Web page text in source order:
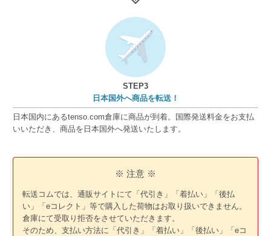
STEP3
日本国外へ商品を転送！
日本国内にあるtenso.com倉庫に商品が到着。国際発送料金をお支払
いいただき、商品を日本国外へ発送いたします。
※ 注意 ※
転送コムでは、通販サイトにて「代引き」「着払い」「後払
い」「eコレクト」等で購入した荷物はお取り扱いできません。
倉庫にて受取り拒否をさせていただきます。
そのため、支払い方法に「代引き」「着払い」「後払い」「eコ